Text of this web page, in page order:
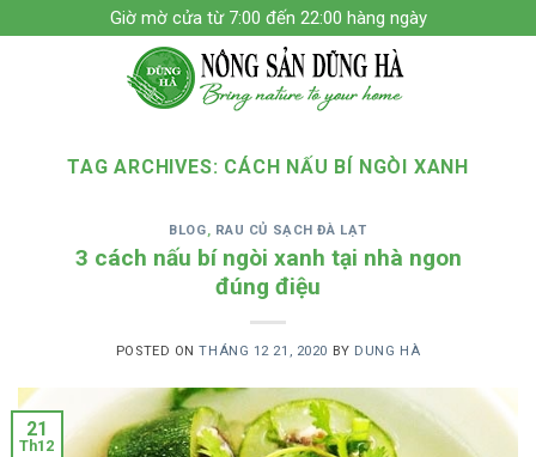
to
Giờ mờ cửa từ 7:00 đến 22:00 hàng ngày
TAG ARCHIVES: CÁCH NẤU BÍ NGÒI XANH
BLOG, RAU CỦ SẠCH ĐÀ LẠT
3 cách nấu bí ngòi xanh tại nhà ngon
đúng điệu
POSTED ONTHÁNG 12 21, 2020 BY DUNG HÀ
21
Th12